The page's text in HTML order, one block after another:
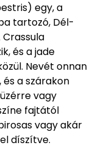
egy, a
tartozó, Dél-
és a jade
Nevét onnan
a szárakon
vagy
fajtától
vagy akár
díszítve.